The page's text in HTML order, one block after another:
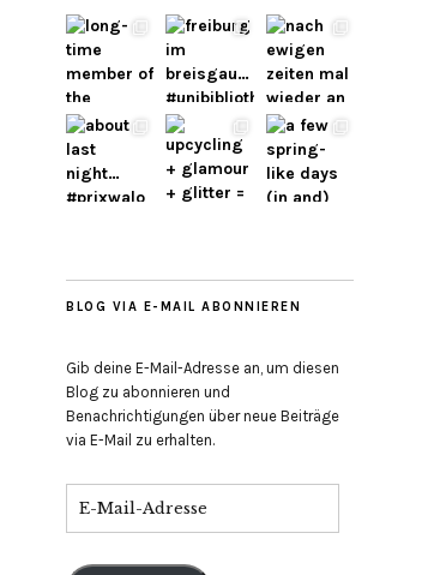
BLOG VIA E-MAIL ABONNIEREN
Gib deine E-Mail-Adresse an, um diesen
Blog zu abonnieren und
Benachrichtigungen über neue Beiträge
via E-Mail zu erhalten.